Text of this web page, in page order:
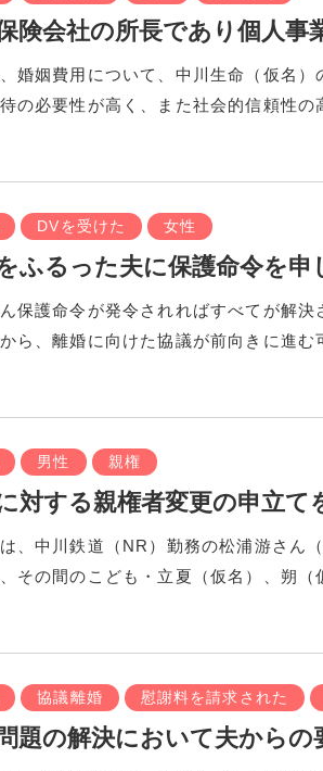
険会社の所長であり個人事
婚姻費用について、中川生命（仮名
の必要性が高く、また社会的信頼性
DVを受けた 女性
ふるった夫に保護命令を申
保護命令が発令されればすべてが解
ら、離婚に向けた協議が前向きに進
男性 親権
対する親権者変更の申立
、中川鉄道（NR）勤務の松浦游さん
その間のこども・立夏（仮名）、朔
協議離婚 慰謝料を請求された
題の解決において夫からの